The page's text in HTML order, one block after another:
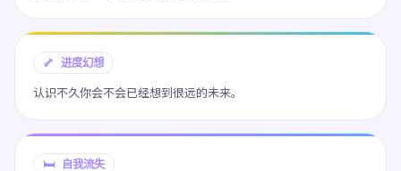
🦴 进度幻想
认识不久你会不会已经想到很远的未来。
🛏️ 自我流失